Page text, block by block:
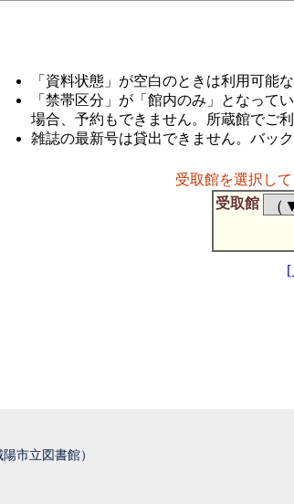
「資料状態」が空白のときは利用可能な
「禁帯区分」が「館内のみ」となって
場合、予約もできません。所蔵館でご利
雑誌の最新号は貸出できません。バッ
受取館を選択し
受取館
市立図書館）